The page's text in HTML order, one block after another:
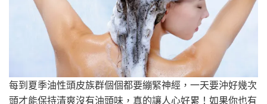
每到夏季油性頭皮族群個個都要繃緊神經，一天要沖好幾次
頭才能保持清爽沒有油頭味，真的讓人心好累！如果你也有